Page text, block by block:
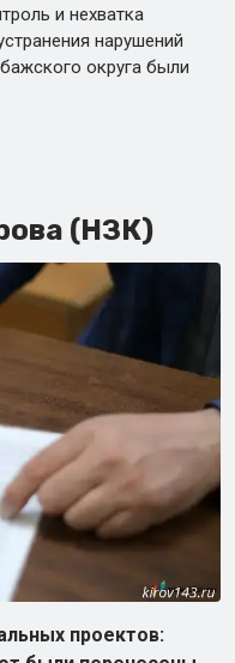
и нехватка
нарушений
округа были
(НЗК)
проектов: